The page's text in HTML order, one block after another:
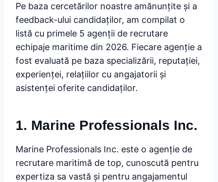
Pe baza cercetărilor noastre amănunțite și a
feedback-ului candidaților, am compilat o
listă cu primele 5 agenții de recrutare
echipaje maritime din 2026. Fiecare agenție a
fost evaluată pe baza specializării, reputației,
experienței, relațiilor cu angajatorii și
asistenței oferite candidaților.
1. Marine Professionals Inc.
Marine Professionals Inc. este o agenție de
recrutare maritimă de top, cunoscută pentru
expertiza sa vastă și pentru angajamentul